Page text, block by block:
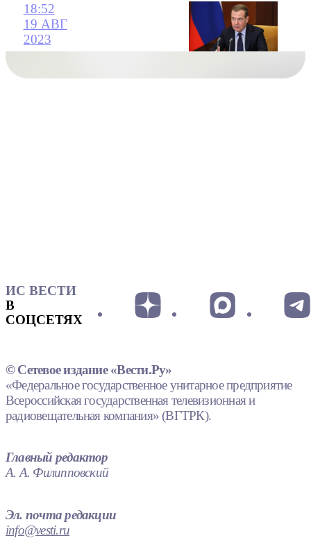
18:52
19 АВГ
2023
ИС ВЕСТИ
В
СОЦСЕТЯХ
© Сетевое издание «Вести.Ру»
«Федеральное государственное унитарное предприятие
Всероссийская государственная телевизионная и
радиовещательная компания» (ВГТРК).
Главный редактор
А. А. Филипповский
Эл. почта редакции
info@vesti.ru